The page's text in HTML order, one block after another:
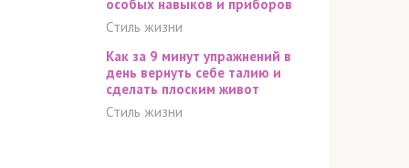
особых навыков и приборов
Стиль жизни
Как за 9 минут упражнений в
день вернуть себе талию и
сделать плоским живот
Стиль жизни